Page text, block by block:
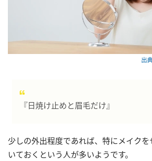
出
『日焼け止めと眉毛だけ』
少しの外出程度であれば、特にメイク
いておくという人が多いようです。